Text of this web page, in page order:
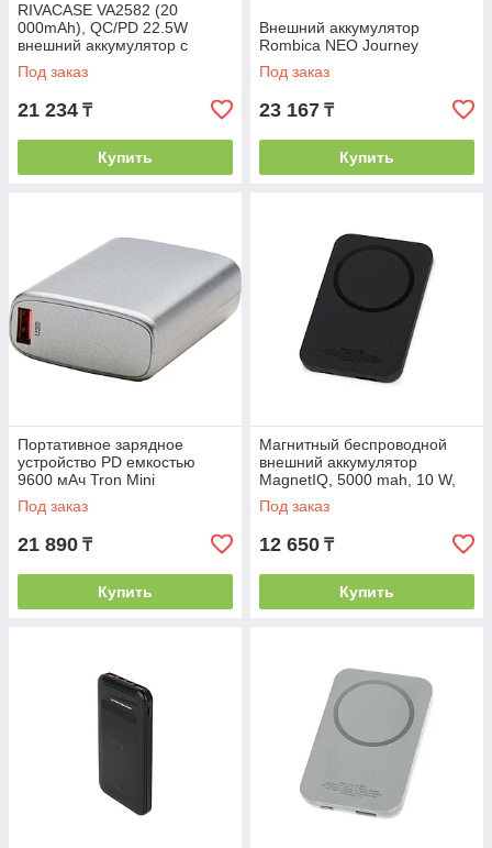
RIVACASE VA2582 (20
000mAh), QC/PD 22.5W
внешний аккумулятор с
дисплеем, черный /24
Под заказ
21 234 ₸
Купить
Внешний аккумулятор
Rombica NEO Journey
Под заказ
23 167 ₸
Купить
Портативное зарядное
устройство PD емкостью
9600 мАч Tron Mini
Под заказ
21 890 ₸
Купить
Магнитный беспроводной
внешний аккумулятор
MagnetIQ, 5000 mah, 10 W,
черный
Под заказ
12 650 ₸
Купить